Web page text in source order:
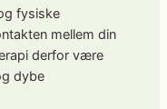
fysiske
mellem din
derfor være
dybe